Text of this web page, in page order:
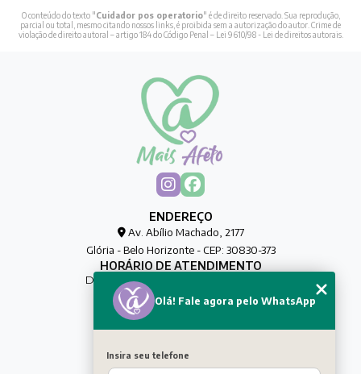
O conteúdo do texto "Cuidador pos operatorio" é de direito reservado. Sua reprodução,
parcial ou total, mesmo citando nossos links, é proibida sem a autorização do autor. Crime de
violação de direito autoral – artigo 184 do Código Penal –
Lei 9610/98 - Lei de direitos autorais.
ENDEREÇO
Av. Abílio Machado, 2177
Glória - Belo Horizonte - CEP: 30830-373
HORÁRIO DE ATENDIMENTO
De Segunda à Sexta das 00h às 00h
CONTATO
MENU
Olá! Fale agora pelo WhatsApp
Insira seu telefone